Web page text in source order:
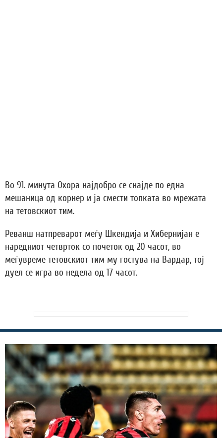
Во 91. минута Охора најдобро се снајде по една
мешаница од корнер и ја смести топката во мрежата
на тетовскиот тим.
Реванш натпреварот меѓу Шкендија и Хибернијан е
наредниот четврток со почеток од 20 часот, во
меѓувреме тетовскиот тим му гостува на Вардар, тој
дуел се игра во недела од 17 часот.